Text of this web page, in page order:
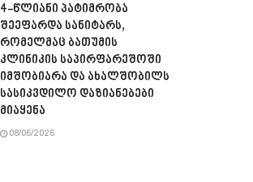
4-წლიანი პატიმრობა
შეეფარდა სანიტარს,
რომელმაც ბათუმის
კლინიკის საპირფარეშოში
იმშობიარა და ახალშობილს
სასიკვდილო დაზიანებები
მიაყენა
08/06/2026